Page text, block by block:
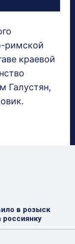
римской
краевой
Галустян,
в розыск
россиянку